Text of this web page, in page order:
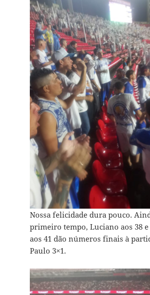
Nossa felicidade dura pouco.
primeiro tempo, Luciano aos 38 e
aos 41 dão números finais à
Paulo 3×1.